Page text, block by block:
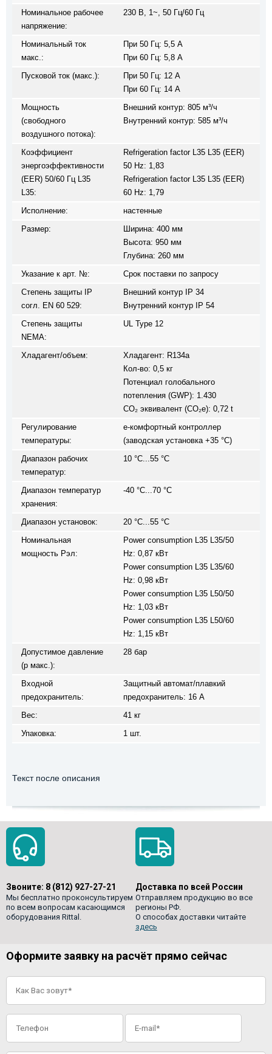
Номинальное рабочее
напряжение:
230 В, 1~, 50 Гц/60 Гц
Номинальный ток
макс.:
При 50 Гц: 5,5 A
При 60 Гц: 5,8 A
Пусковой ток (макс.):
При 50 Гц: 12 A
При 60 Гц: 14 A
Мощность
(свободного
воздушного потока):
Внешний контур: 805 м³/ч
Внутренний контур: 585 м³/ч
Коэффициент
энергоэффективности
(EER) 50/60 Гц L35
L35:
Refrigeration factor L35 L35 (EER)
50 Hz: 1,83
Refrigeration factor L35 L35 (EER)
60 Hz: 1,79
Исполнение:
настенные
Размер:
Ширина: 400 мм
Высота: 950 мм
Глубина: 260 мм
Указание к арт. №:
Срок поставки по запросу
Степень защиты IP
согл. EN 60 529:
Внешний контур IP 34
Внутренний контур IP 54
Степень защиты
NEMA:
UL Type 12
Хладагент/объем:
Хладагент: R134a
Кол-во: 0,5 кг
Потенциал голобального
потепления (GWP): 1.430
CO₂ эквивалент (CO₂e): 0,72 t
Регулирование
температуры:
e-комфортный контроллер
(заводская установка +35 °C)
Диапазон рабочих
температур:
10 °C...55 °C
Диапазон температур
хранения:
-40 °C...70 °C
Диапазон установок:
20 °C...55 °C
Номинальная
мощность Pэл:
Power consumption L35 L35/50
Hz: 0,87 кВт
Power consumption L35 L35/60
Hz: 0,98 кВт
Power consumption L35 L50/50
Hz: 1,03 кВт
Power consumption L35 L50/60
Hz: 1,15 кВт
Допустимое давление
(p макс.):
28 бар
Входной
предохранитель:
Защитный автомат/плавкий
предохранитель: 16 A
Вес:
41 кг
Упаковка:
1 шт.
Текст после описания
Звоните: 8 (812) 927-27-21
Мы бесплатно проконсультируем
по всем вопросам касающимся
оборудования Rittal.
Доставка по всей России
Отправляем продукцию во все
регионы РФ.
О способах доставки читайте
здесь
Оформите заявку на расчёт прямо сейчас